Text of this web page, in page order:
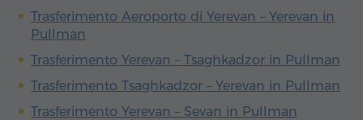
Trasferimento Aeroporto di Yerevan – Yerevan in
Pullman
Trasferimento Yerevan – Tsaghkadzor in Pullman
Trasferimento Tsaghkadzor – Yerevan in Pullman
Trasferimento Yerevan – Sevan in Pullman